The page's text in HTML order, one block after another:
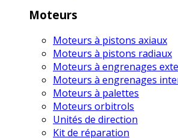
Moteurs
Moteurs à pistons axiaux
Moteurs à pistons radiaux
Moteurs à engrenages
Moteurs à engrenages
Moteurs à palettes
Moteurs orbitrols
Unités de direction
Kit de réparation